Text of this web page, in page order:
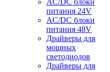
AC/DC блоки
питания 24V
AC/DC блоки
питания 48V
Драйверы для
мощных
светодиодов
Драйверы для